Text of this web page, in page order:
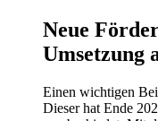
Neue
Umsetzung
Einen wichtigen
Dieser hat Ende